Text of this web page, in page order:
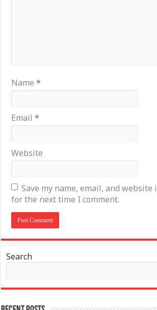
Name*
Email*
Website
Save my name, email, and
for the next time I comment.
Search